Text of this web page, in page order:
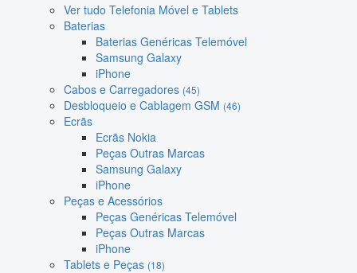
Ver tudo Telefonia Móvel e Tablets
Baterias
Baterias Genéricas Telemóvel
Samsung Galaxy
iPhone
Cabos e Carregadores (45)
Desbloqueio e Cablagem GSM (46)
Ecrãs
Ecrãs Nokia
Peças Outras Marcas
Samsung Galaxy
iPhone
Peças e Acessórios
Peças Genéricas Telemóvel
Peças Outras Marcas
iPhone
Tablets e Peças (18)